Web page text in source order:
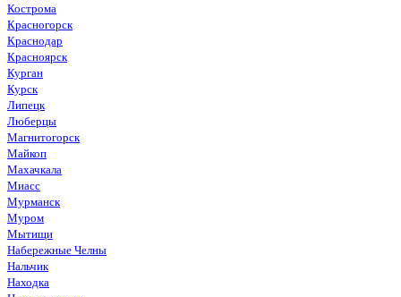
Кострома
Красногорск
Краснодар
Красноярск
Курган
Курск
Липецк
Люберцы
Магнитогорск
Майкоп
Махачкала
Миасс
Мурманск
Муром
Мытищи
Набережные Челны
Нальчик
Находка